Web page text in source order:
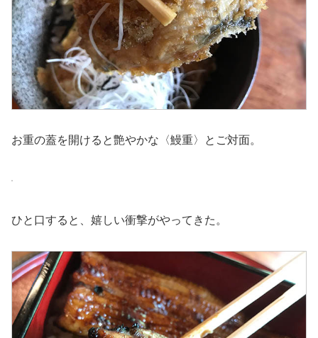
お重の蓋を開けると艶やかな〈鰻重〉とご対面。
ひと口すると、嬉しい衝撃がやってきた。